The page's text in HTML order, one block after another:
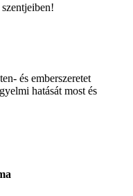
és emberszeretet
hatását most és